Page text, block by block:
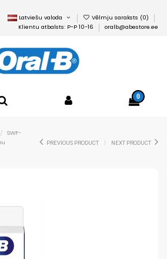
Latviešu valoda
Vēlmju saraksts (0)
Klientu atbalsts: P-P 10-16
oralb@abestore.ee
0
SWF-
PREVIOUS PRODUCT NEXT PRODUCT